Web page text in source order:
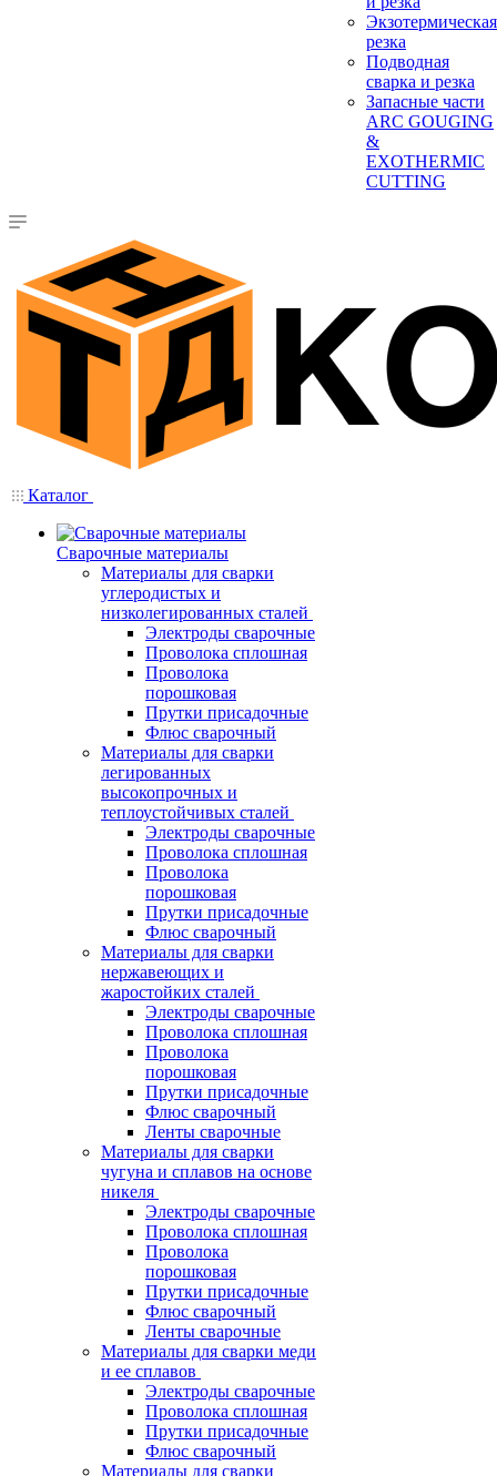
Экзотермическая
резка
Подводная
сварка и резка
Запасные части
ARC GOUGING
&
EXOTHERMIC
CUTTING
Каталог
Сварочные материалы
Материалы для сварки
углеродистых и
низколегированных сталей
Электроды сварочные
Проволока сплошная
Проволока
порошковая
Прутки присадочные
Флюс сварочный
Материалы для сварки
легированных
высокопрочных и
теплоустойчивых сталей
Электроды сварочные
Проволока сплошная
Проволока
порошковая
Прутки присадочные
Флюс сварочный
Материалы для сварки
нержавеющих и
жаростойких сталей
Электроды сварочные
Проволока сплошная
Проволока
порошковая
Прутки присадочные
Флюс сварочный
Ленты сварочные
Материалы для сварки
чугуна и сплавов на основе
никеля
Электроды сварочные
Проволока сплошная
Проволока
порошковая
Прутки присадочные
Флюс сварочный
Ленты сварочные
Материалы для сварки меди
и ее сплавов
Электроды сварочные
Проволока сплошная
Прутки присадочные
Флюс сварочный
Материалы для сварки